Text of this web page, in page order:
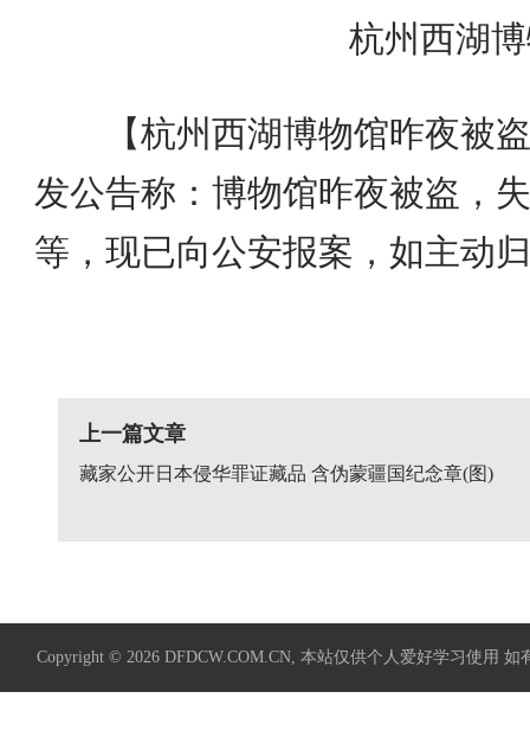
杭州西湖
【杭州西湖博物馆昨夜被盗
发公告称：博物馆昨夜被盗，
等，现已向公安报案，如主动
上一篇文章
藏家公开日本侵华罪证藏品 含伪蒙疆国纪念章(图)
Copyright © 2026 DFDCW.COM.CN, 本站仅供个人爱好学习使用 如